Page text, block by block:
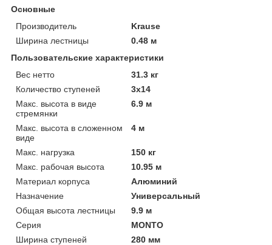
Основные
Производитель
Krause
Ширина лестницы
0.48 м
Пользовательские характеристики
Вес нетто
31.3 кг
Количество ступеней
3х14
Макс. высота в виде
стремянки
6.9 м
Макс. высота в сложенном
виде
4 м
Макс. нагрузка
150 кг
Макс. рабочая высота
10.95 м
Материал корпуса
Алюминий
Назначение
Универсальный
Общая высота лестницы
9.9 м
Серия
MONTO
Ширина ступеней
280 мм